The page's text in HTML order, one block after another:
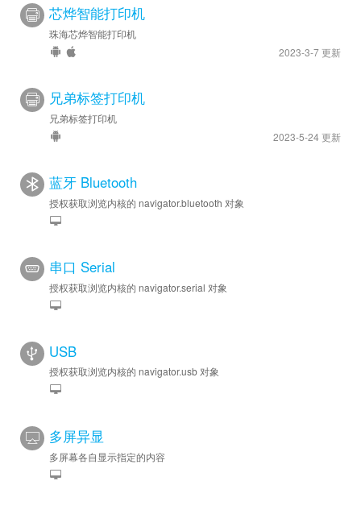
芯烨智能打印机
珠海芯烨智能打印机
2023-3-7 更新
兄弟标签打印机
兄弟标签打印机
2023-5-24 更新
蓝牙 Bluetooth
授权获取浏览内核的 navigator.bluetooth 对象
串口 Serial
授权获取浏览内核的 navigator.serial 对象
USB
授权获取浏览内核的 navigator.usb 对象
多屏异显
多屏幕各自显示指定的内容